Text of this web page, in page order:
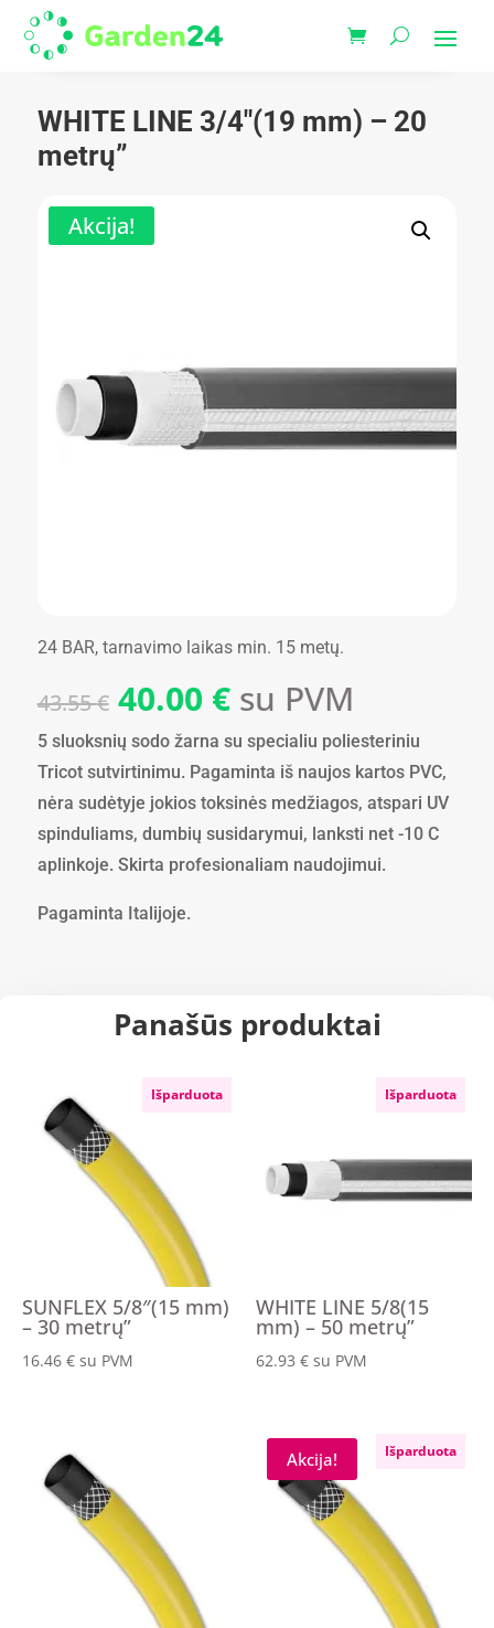
WHITE LINE 3/4″(19 mm) – 20
metrų”
Akcija!
24 BAR, tarnavimo laikas min. 15 metų.
43.55€ Original
price
was:
43.55 €.
40.00 €Current
price
is:
40.00 €.
su PVM
5 sluoksnių sodo žarna su specialiu poliesteriniu
Tricot sutvirtinimu. Pagaminta iš naujos kartos PVC,
nėra sudėtyje jokios toksinės medžiagos, atspari UV
spinduliams, dumbių susidarymui, lanksti net -10 C
aplinkoje. Skirta profesionaliam naudojimui.
Pagaminta Italijoje.
Panašūs produktai
Išparduota
SUNFLEX 5/8″(15 mm)
– 30 metrų”
16.46 € su PVM
Išparduota
WHITE LINE 5/8(15
mm) – 50 metrų”
62.93€ su PVM
Akcija! Išparduota